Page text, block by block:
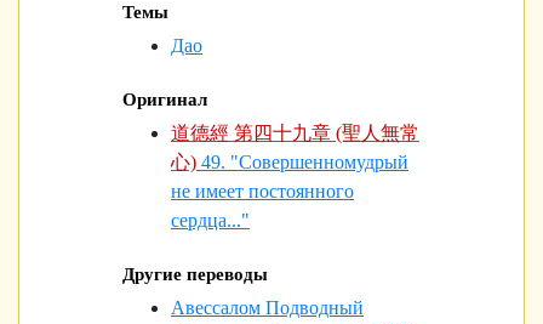
Темы
Дао
Оригинал
道德經 第四十九章 (聖人無常
心) 49. "Совершенномудрый
не имеет постоянного
сердца..."
Другие переводы
Авессалом Подводный